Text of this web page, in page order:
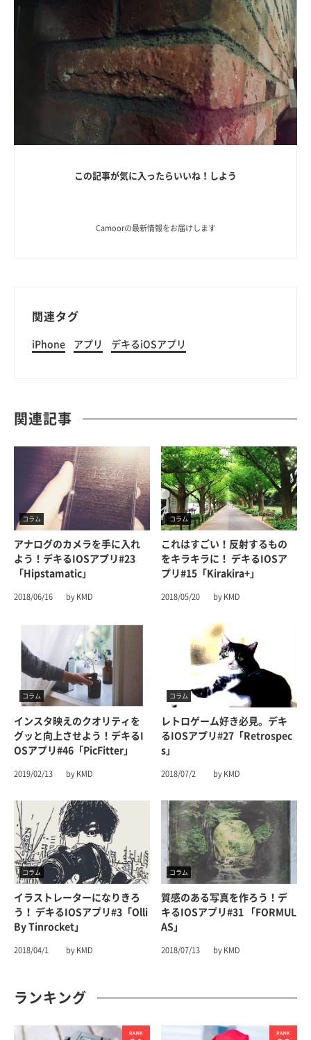
この記事が気に入ったらいいね！しよう
Camoorの最新情報をお届けします
関連タグ
iPhone アプリ デキるiOSアプリ
関連記事
コラム
アナログのカメラを手に入れ
よう！デキるiOSアプリ#23
「Hipstamatic」
2018/06/16 by KMD
コラム
これはすごい！反射するもの
をキラキラに！ デキるiOSア
プリ#15「kirakira+」
2018/05/20 by KMD
コラム
インスタ映えのクオリティを
グッと向上させよう！デキるi
OSアプリ#46「PicFitter」
2019/02/13 by KMD
コラム
レトロゲーム好き必見。デキ
るiOSアプリ#27「Retrospec
S」
2018/07/2 by KMD
コラム
イラストレーターになりきろ
う！ デキるiOSアプリ#3「Olli
By Tinrocket」
2018/04/1 by KMD
コラム
質感のある写真を作ろう！デ
キるiOSアプリ#31 「FORMUL
AS」
2018/07/13 by KMD
ランキング